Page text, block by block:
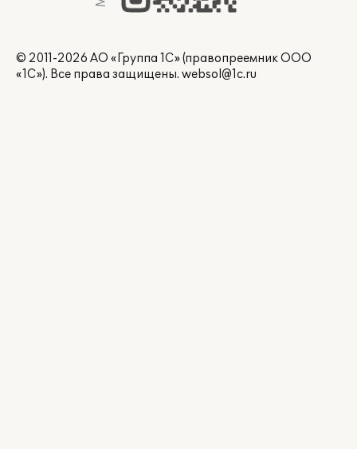
© 2011-2026 АО «Группа 1С» (правопреемник ООО
«1С»). Все права защищены. websol@1c.ru